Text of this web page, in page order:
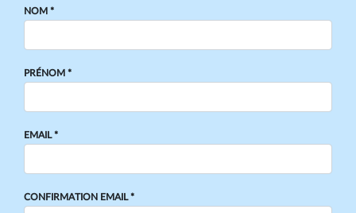
NOM *
PRÉNOM *
EMAIL *
CONFIRMATION EMAIL *